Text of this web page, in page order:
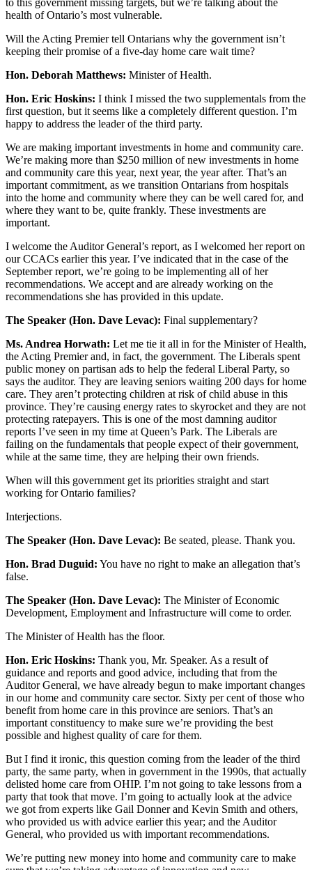
health of Ontario’s most vulnerable.
Will the Acting Premier tell Ontarians why the government isn’t
keeping their promise of a five-day home care wait time?
Hon. Deborah Matthews: Minister of Health.
Hon. Eric Hoskins: I think I missed the two supplementals from the
first question, but it seems like a completely different question. I’m
happy to address the leader of the third party.
We are making important investments in home and community care.
We’re making more than $250 million of new investments in home
and community care this year, next year, the year after. That’s an
important commitment, as we transition Ontarians from hospitals
into the home and community where they can be well cared for, and
where they want to be, quite frankly. These investments are
important.
I welcome the Auditor General’s report, as I welcomed her report on
our CCACs earlier this year. I’ve indicated that in the case of the
September report, we’re going to be implementing all of her
recommendations. We accept and are already working on the
recommendations she has provided in this update.
The Speaker (Hon. Dave Levac): Final supplementary?
Ms. Andrea Horwath: Let me tie it all in for the Minister of Health,
the Acting Premier and, in fact, the government. The Liberals spent
public money on partisan ads to help the federal Liberal Party, so
says the auditor. They are leaving seniors waiting 200 days for home
care. They aren’t protecting children at risk of child abuse in this
province. They’re causing energy rates to skyrocket and they are not
protecting ratepayers. This is one of the most damning auditor
reports I’ve seen in my time at Queen’s Park. The Liberals are
failing on the fundamentals that people expect of their government,
while at the same time, they are helping their own friends.
When will this government get its priorities straight and start
working for Ontario families?
Interjections.
The Speaker (Hon. Dave Levac): Be seated, please. Thank you.
Hon. Brad Duguid: You have no right to make an allegation that’s
false.
The Speaker (Hon. Dave Levac): The Minister of Economic
Development, Employment and Infrastructure will come to order.
The Minister of Health has the floor.
Hon. Eric Hoskins: Thank you, Mr. Speaker. As a result of
guidance and reports and good advice, including that from the
Auditor General, we have already begun to make important changes
in our home and community care sector. Sixty per cent of those who
benefit from home care in this province are seniors. That’s an
important constituency to make sure we’re providing the best
possible and highest quality of care for them.
But I find it ironic, this question coming from the leader of the third
party, the same party, when in government in the 1990s, that actually
delisted home care from OHIP. I’m not going to take lessons from a
party that took that move. I’m going to actually look at the advice
we got from experts like Gail Donner and Kevin Smith and others,
who provided us with advice earlier this year; and the Auditor
General, who provided us with important recommendations.
We’re putting new money into home and community care to make